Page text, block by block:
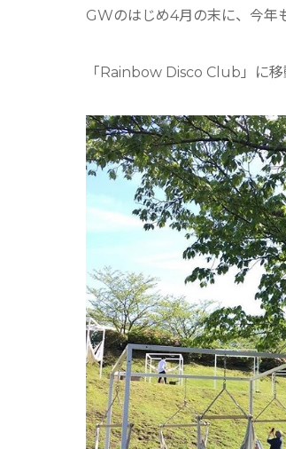
GWのはじめ4月の末に、今年
「Rainbow Disco Club」に